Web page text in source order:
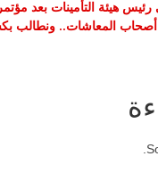
هيئة التأمينات بعد
أصحاب المعاشات.. ونطالب